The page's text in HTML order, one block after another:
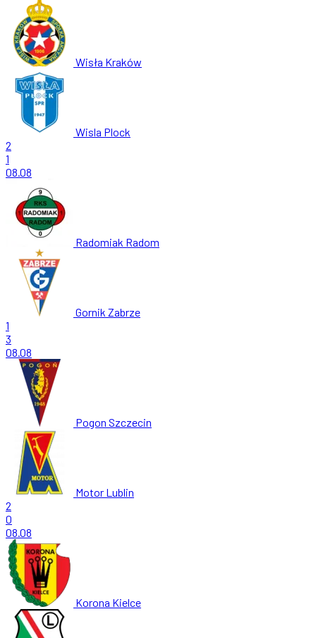
Wisła Kraków
Wisla Plock
2
1
08.08
Radomiak Radom
Gornik Zabrze
1
3
08.08
Pogon Szczecin
Motor Lublin
2
0
08.08
Korona Kielce